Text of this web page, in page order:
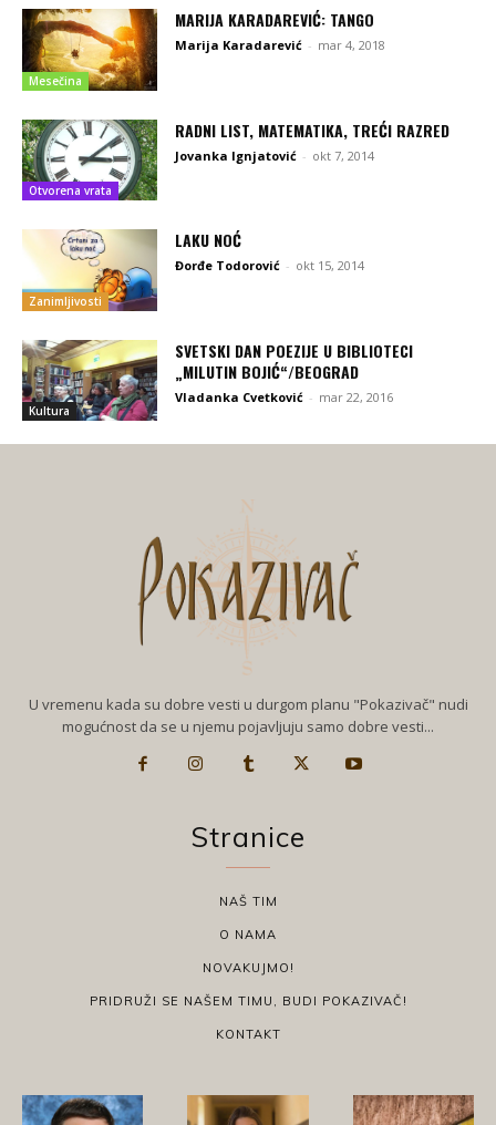
Mesečina
MARIJA KARADAREVIĆ: TANGO
Marija Karadarević - mar 4, 2018
Otvorena vrata
RADNI LIST, MATEMATIKA, TREĆI RAZRED
Jovanka Ignjatović - okt 7, 2014
Zanimljivosti
LAKU NOĆ
Đorđe Todorović - okt 15, 2014
Kultura
SVETSKI DAN POEZIJE U BIBLIOTECI
„MILUTIN BOJIĆ“/BEOGRAD
Vladanka Cvetković - mar 22, 2016
U vremenu kada su dobre vesti u durgom planu "Pokazivač" nudi
mogućnost da se u njemu pojavljuju samo dobre vesti...
Stranice
NAŠ TIM
O NAMA
NOVAKUJMO!
PRIDRUŽI SE NAŠEM TIMU, BUDI POKAZIVAČ!
KONTAKT